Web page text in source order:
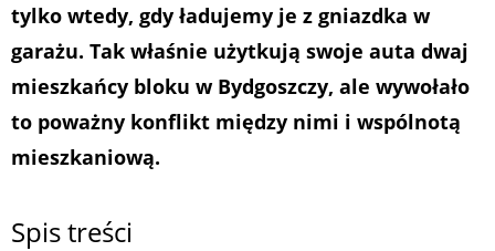
tylko wtedy, gdy ładujemy je z gniazdka w
garażu. Tak właśnie użytkują swoje auta dwaj
mieszkańcy bloku w Bydgoszczy, ale wywołało
to poważny konflikt między nimi i wspólnotą
mieszkaniową.
Spis treści